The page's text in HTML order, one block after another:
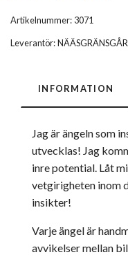
Artikelnummer: 3071
Leverantör:
INFORMATION
Jag är ängeln som
utvecklas! Jag
inre potential. Låt
vetgirigheten inom
insikter!
Varje ängel är
avvikelser mellan